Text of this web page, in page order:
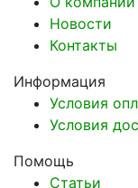
Новости
Контакты
Информация
Условия
Условия
Помощь
Статьи